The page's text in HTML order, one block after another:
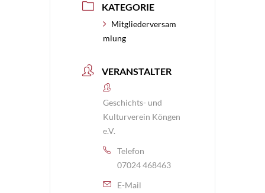
KATEGORIE
Mitgliederversam
mlung
VERANSTALTER
Geschichts- und
Kulturverein Köngen
e.V.
Telefon
07024 468463
E-Mail